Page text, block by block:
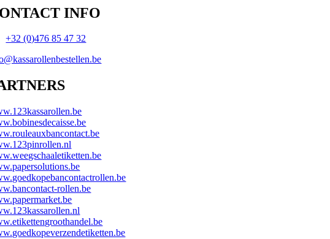
INFO
+32 (0)476 85 47 32
rollen.be